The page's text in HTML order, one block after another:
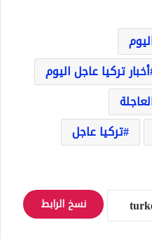
أخبار تركيا عاجل اليوم
تركيا عاجل
نسخ الرابط